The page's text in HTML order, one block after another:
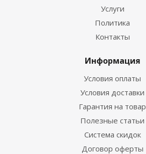
Услуги
Политика
Контакты
Информация
Условия оплаты
Условия доставки
Гарантия на товар
Полезные статьи
Система скидок
Договор оферты